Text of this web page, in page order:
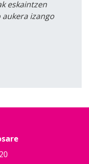
eskaintzen
izango